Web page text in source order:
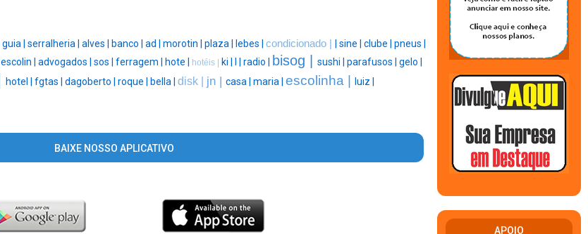
guia | serralheria | alves | banco | ad | morotin | plaza | lebes | condicionado | sine | clube | pneus |
escolin | advogados | sos | ferragem | hote | hotéis | ki | radio | bisog | sushi | parafusos | gelo |
hotel | fgtas | dagoberto | roque | bella | disk | jn | casa | maria | escolinha | luiz |
BAIXE NOSSO APLICATIVO
APOIO